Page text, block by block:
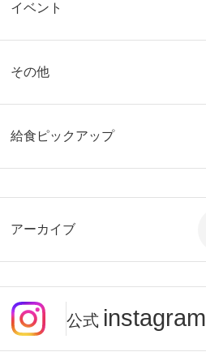
イベント
その他
給食ピックアップ
アーカイブ
公式 instagram